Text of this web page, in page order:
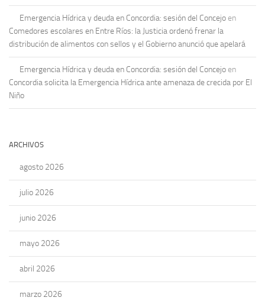
Emergencia Hídrica y deuda en Concordia: sesión del Concejo en
Comedores escolares en Entre Ríos: la Justicia ordenó frenar la
distribución de alimentos con sellos y el Gobierno anunció que apelará
Emergencia Hídrica y deuda en Concordia: sesión del Concejo en
Concordia solicita la Emergencia Hídrica ante amenaza de crecida por El
Niño
ARCHIVOS
agosto 2026
julio 2026
junio 2026
mayo 2026
abril 2026
marzo 2026